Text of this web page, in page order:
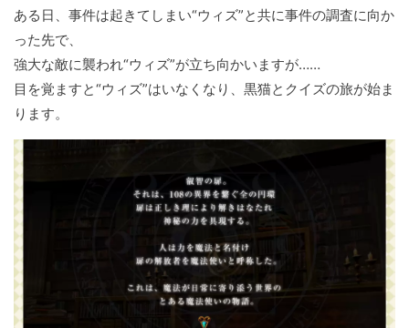
ある日、事件は起きてしまい“ウィズ”と共に事件の調査に向か
った先で、
強大な敵に襲われ“ウィズ”が立ち向かいますが……
目を覚ますと“ウィズ”はいなくなり、黒猫とクイズの旅が始ま
ります。